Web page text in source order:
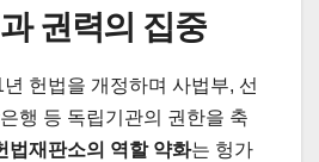
권력의 집중
헌법을 개정하며 사법부, 선
행 등 독립기관의 권한을 축
법재판소의 역할 약화는 헝가